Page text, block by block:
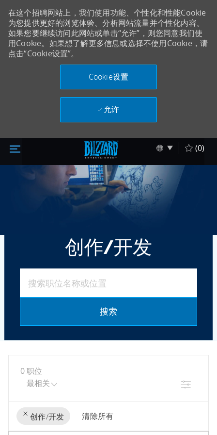
Skip to main content
在这个招聘网站上，我们使用功能、个性化和性能Cookie
为您提供更好的浏览体验、分析网站流量并个性化内容。
如果您要继续访问此网站或单击“允许”，则您同意我们使
用Cookie。如果想了解更多信息或选择不使用Cookie，请
点击“Cookie设置”。
Cookie设置
允许
跳至主内容 Language
Chinese(0)
创作/开发
搜索
0职位
筛选
创作/开发
清除所有